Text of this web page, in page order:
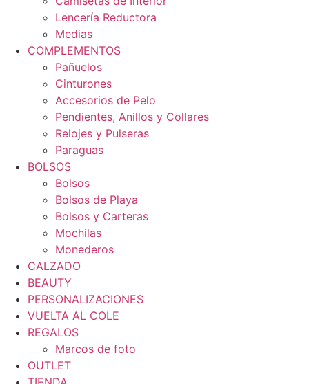
Lencería Reductora
Medias
COMPLEMENTOS
Pañuelos
Cinturones
Accesorios de Pelo
Pendientes, Anillos y Collares
Relojes y Pulseras
Paraguas
BOLSOS
Bolsos
Bolsos de Playa
Bolsos y Carteras
Mochilas
Monederos
CALZADO
BEAUTY
PERSONALIZACIONES
VUELTA AL COLE
REGALOS
Marcos de foto
OUTLET